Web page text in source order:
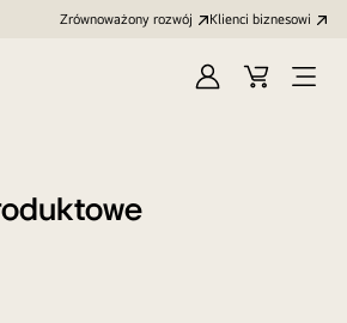
Zrównoważony rozwój Klienci biznesowi
ZalogujKoszyk